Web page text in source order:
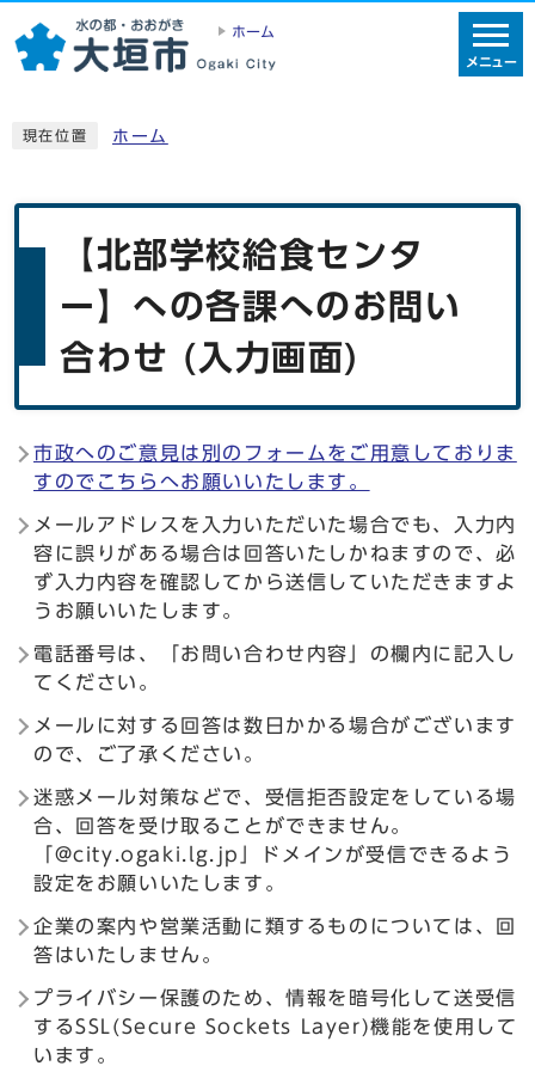
ホーム
メニュー
現在位置 ホーム
【北部学校給食センタ
ー】への各課へのお問い
合わせ (入力画面)
市政へのご意見は別のフォームをご用意しておりま
すのでこちらへお願いいたします。
メールアドレスを入力いただいた場合でも、入力内
容に誤りがある場合は回答いたしかねますので、必
ず入力内容を確認してから送信していただきますよ
うお願いいたします。
電話番号は、「お問い合わせ内容」の欄内に記入し
てください。
メールに対する回答は数日かかる場合がございます
ので、ご了承ください。
迷惑メール対策などで、受信拒否設定をしている場
合、回答を受け取ることができません。
「@city.ogaki.lg.jp」ドメインが受信できるよう
設定をお願いいたします。
企業の案内や営業活動に類するものについては、回
答はいたしません。
プライバシー保護のため、情報を暗号化して送受信
するSSL(Secure Sockets Layer)機能を使用して
います。